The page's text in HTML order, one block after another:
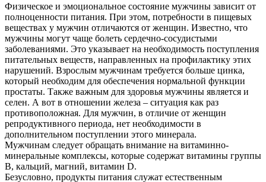
tabs
Физическое и эмоциональное состояние мужчины зависит от
полноценности питания. При этом, потребности в пищевых
веществах у мужчин отличаются от женщин. Известно, что
мужчины могут чаще болеть сердечно-сосудистыми
заболеваниями. Это указывает на необходимость поступления
питательных веществ, направленных на профилактику этих
нарушений. Взрослым мужчинам требуется больше цинка,
который необходим для обеспечения нормальной функции
простаты. Также важным для здоровья мужчины является и
селен. А вот в отношении железа – ситуация как раз
противоположная. Для мужчин, в отличие от женщин
репродуктивного периода, нет необходимости в
дополнительном поступлении этого минерала.
Мужчинам следует обращать внимание на витаминно-
минеральные комплексы, которые содержат витамины группы
В, кальций, магний, витамин D.
Безусловно, продукты питания служат естественным